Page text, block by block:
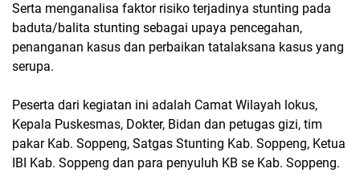
Serta menganalisa faktor risiko terjadinya stunting pada
baduta/balita stunting sebagai upaya pencegahan,
penanganan kasus dan perbaikan tatalaksana kasus yang
serupa.
Peserta dari kegiatan ini adalah Camat Wilayah lokus,
Kepala Puskesmas, Dokter, Bidan dan petugas gizi, tim
pakar Kab. Soppeng, Satgas Stunting Kab. Soppeng, Ketua
IBI Kab. Soppeng dan para penyuluh KB se Kab. Soppeng.